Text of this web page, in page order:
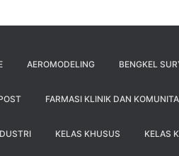
AEROMODELING BENGKEL
FARMASI KLINIK DAN
KELAS KHUSUS KELAS